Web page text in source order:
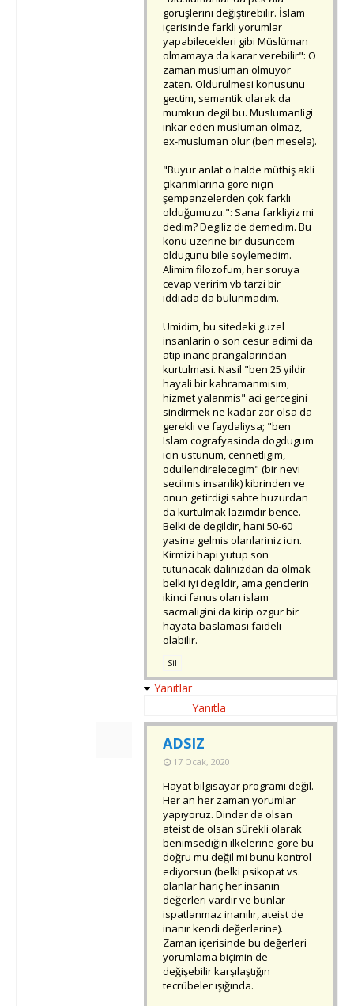
görüşlerini değiştirebilir. İslam
içerisinde farklı yorumlar
yapabilecekleri gibi Müslüman
olmamaya da karar verebilir": O
zaman musluman olmuyor
zaten. Oldurulmesi konusunu
gectim, semantik olarak da
mumkun degil bu. Muslumanligi
inkar eden musluman olmaz,
ex-musluman olur (ben mesela).
"Buyur anlat o halde müthiş akli
çıkarımlarına göre niçin
şempanzelerden çok farklı
olduğumuzu.": Sana farkliyiz mi
dedim? Degiliz de demedim. Bu
konu uzerine bir dusuncem
oldugunu bile soylemedim.
Alimim filozofum, her soruya
cevap veririm vb tarzi bir
iddiada da bulunmadim.
Umidim, bu sitedeki guzel
insanlarin o son cesur adimi da
atip inanc prangalarindan
kurtulmasi. Nasil "ben 25 yildir
hayali bir kahramanmisim,
hizmet yalanmis" aci gercegini
sindirmek ne kadar zor olsa da
gerekli ve faydaliysa; "ben
Islam cografyasinda dogdugum
icin ustunum, cennetligim,
odullendirelecegim" (bir nevi
secilmis insanlik) kibrinden ve
onun getirdigi sahte huzurdan
da kurtulmak lazimdir bence.
Belki de degildir, hani 50-60
yasina gelmis olanlariniz icin.
Kirmizi hapi yutup son
tutunacak dalinizdan da olmak
belki iyi degildir, ama genclerin
ikinci fanus olan islam
sacmaligini da kirip ozgur bir
hayata baslamasi faideli
olabilir.
Sil
Yanıtlar
Yanıtla
ADSIZ
17 Ocak, 2020
Hayat bilgisayar programı değil.
Her an her zaman yorumlar
yapıyoruz. Dindar da olsan
ateist de olsan sürekli olarak
benimsediğin ilkelerine göre bu
doğru mu değil mi bunu kontrol
ediyorsun (belki psikopat vs.
olanlar hariç her insanın
değerleri vardır ve bunlar
ispatlanmaz inanılır, ateist de
inanır kendi değerlerine).
Zaman içerisinde bu değerleri
yorumlama biçimin de
değişebilir karşılaştığın
tecrübeler ışığında.